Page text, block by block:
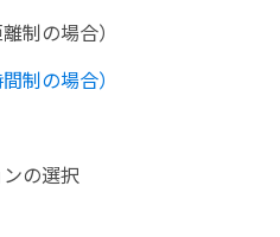
制の場合）
制の場合）
の選択